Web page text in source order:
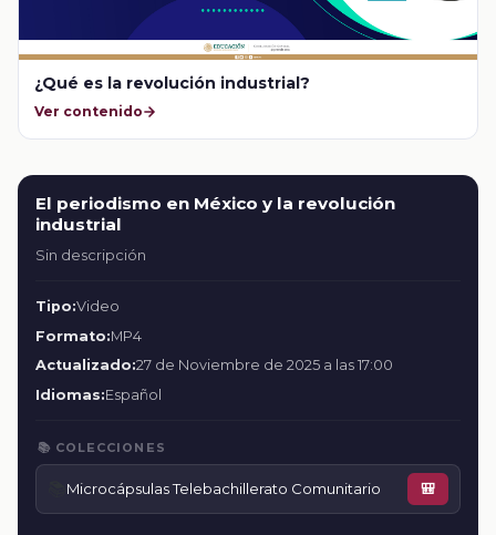
¿Qué es la revolución industrial?
Ver contenido
El periodismo en México y la revolución
industrial
Sin descripción
Tipo:Video
Formato:MP4
Actualizado:27 de Noviembre de 2025 a las 17:00
Idiomas:Español
📚 COLECCIONES
Microcápsulas Telebachillerato Comunitario 🎒